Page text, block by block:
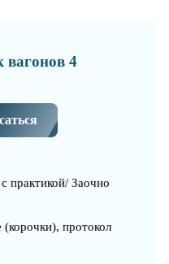
4
практикой/ Заочно
(корочки), протокол